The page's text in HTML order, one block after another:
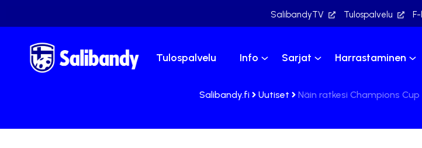
SalibandyTV Tulospalvelu
Tulospalvelu Info Sarjat Harrastaminen
Salibandy.fi Uutiset Näin ratkesi Champions